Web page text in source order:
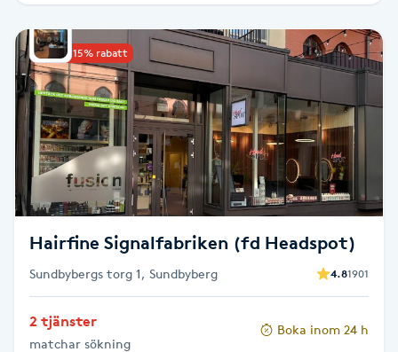
Tandläkare
Tatuering
Tatueringsborttagning
Terapi
Thaimassage
Torr hårbotten
Upp till 15% rabatt
Hairfine Signalfabriken (fd Headspot)
Sundbybergs torg 1, Sundbyberg 4.81901
2 tjänster
matchar sökning
Boka inom 24 h